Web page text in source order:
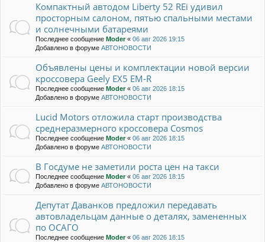
Компактный автодом Liberty 52 REi удивил
просторным салоном, пятью спальными местами
и солнечными батареями
Последнее сообщение Moder« 06 авг 2026 19:15
Добавлено в форуме АВТОНОВОСТИ
Объявлены цены и комплектации новой версии
кроссовера Geely EX5 EM-R
Последнее сообщение Moder« 06 авг 2026 18:15
Добавлено в форуме АВТОНОВОСТИ
Lucid Motors отложила старт производства
среднеразмерного кроссовера Cosmos
Последнее сообщение Moder« 06 авг 2026 18:15
Добавлено в форуме АВТОНОВОСТИ
В Госдуме не заметили роста цен на такси
Последнее сообщение Moder« 06 авг 2026 18:15
Добавлено в форуме АВТОНОВОСТИ
Депутат Даванков предложил передавать
автовладельцам данные о деталях, замененных
по ОСАГО
Последнее сообщение Moder« 06 авг 2026 18:15